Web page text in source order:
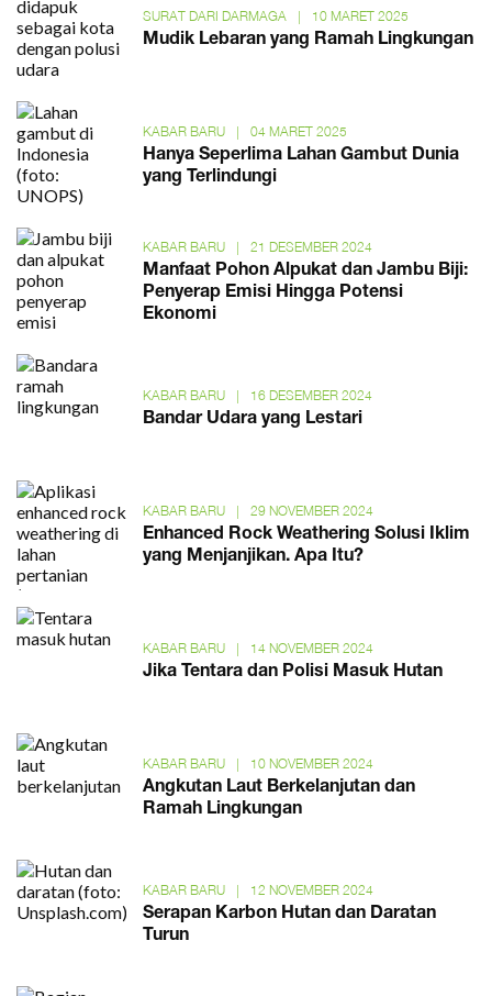
SURAT DARI DARMAGA | 10 MARET 2025
Mudik Lebaran yang Ramah Lingkungan
KABAR BARU | 04 MARET 2025
Hanya Seperlima Lahan Gambut Dunia
yang Terlindungi
KABAR BARU | 21 DESEMBER 2024
Manfaat Pohon Alpukat dan Jambu Biji:
Penyerap Emisi Hingga Potensi
Ekonomi
KABAR BARU | 16 DESEMBER 2024
Bandar Udara yang Lestari
KABAR BARU | 29 NOVEMBER 2024
Enhanced Rock Weathering Solusi Iklim
yang Menjanjikan. Apa Itu?
KABAR BARU | 14 NOVEMBER 2024
Jika Tentara dan Polisi Masuk Hutan
KABAR BARU | 10 NOVEMBER 2024
Angkutan Laut Berkelanjutan dan
Ramah Lingkungan
KABAR BARU | 12 NOVEMBER 2024
Serapan Karbon Hutan dan Daratan
Turun